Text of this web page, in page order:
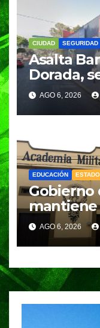
CIUDAD SEGURIDAD
Asalta
Dorada,
pesos
AGO 6, 2026
EDUCACIÓN ESTADO
Gobierno
mantiene
seguir
AGO 6, 2026